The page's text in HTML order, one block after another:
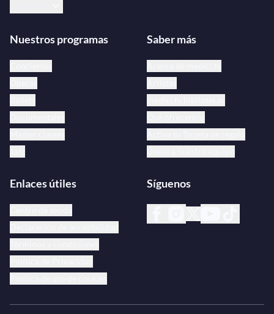
Nuestros programas Saber más
Enlaces útiles Síguenos